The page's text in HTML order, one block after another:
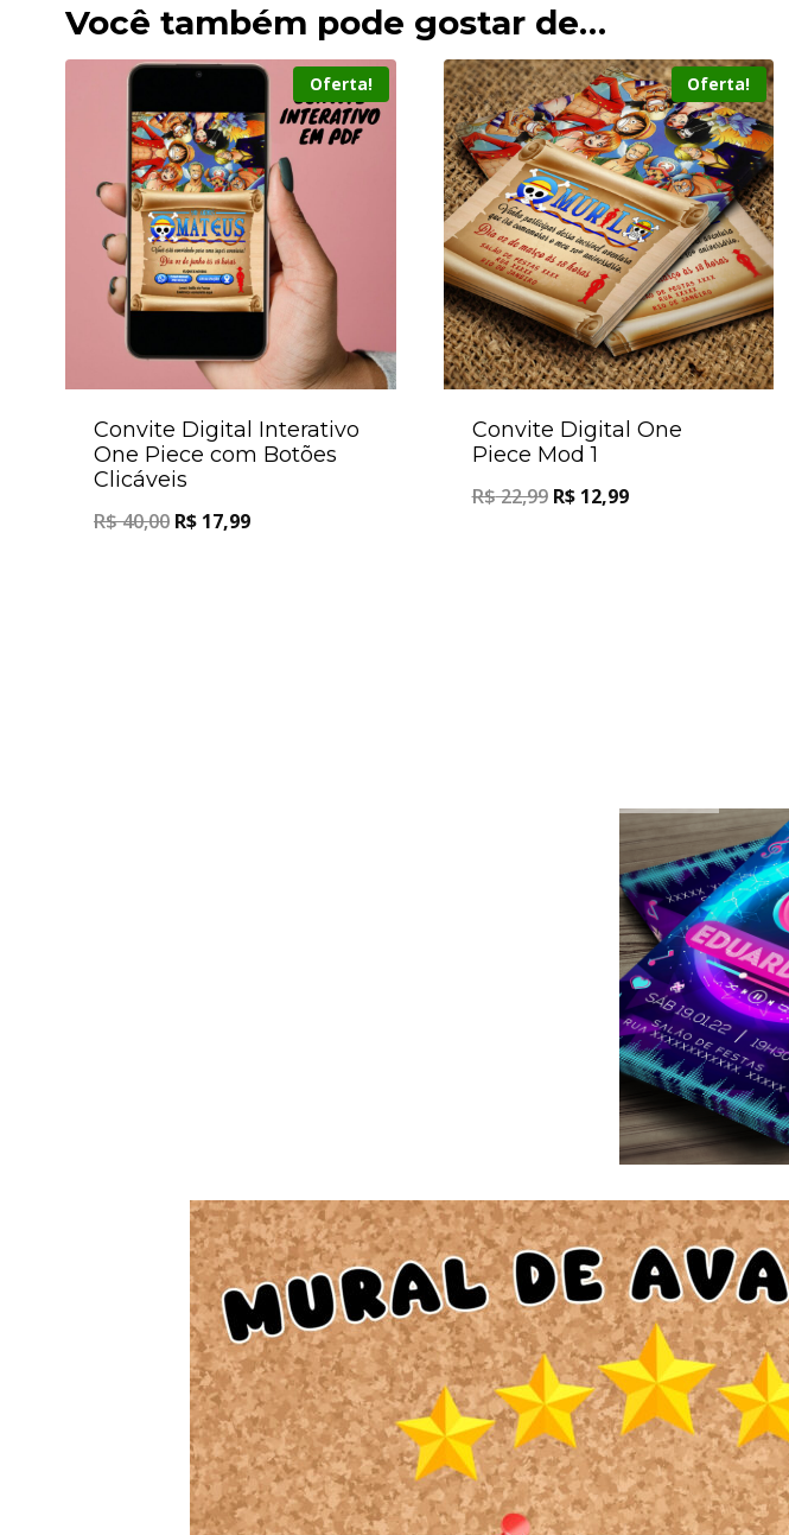
Você também pode gostar de…
Oferta!
Convite Digital Interativo
One Piece com Botões
Clicáveis
R$40,00 R$ 17,99
Oferta!
Convite Digital One
Piece Mod 1
R$22,99 R$12,99